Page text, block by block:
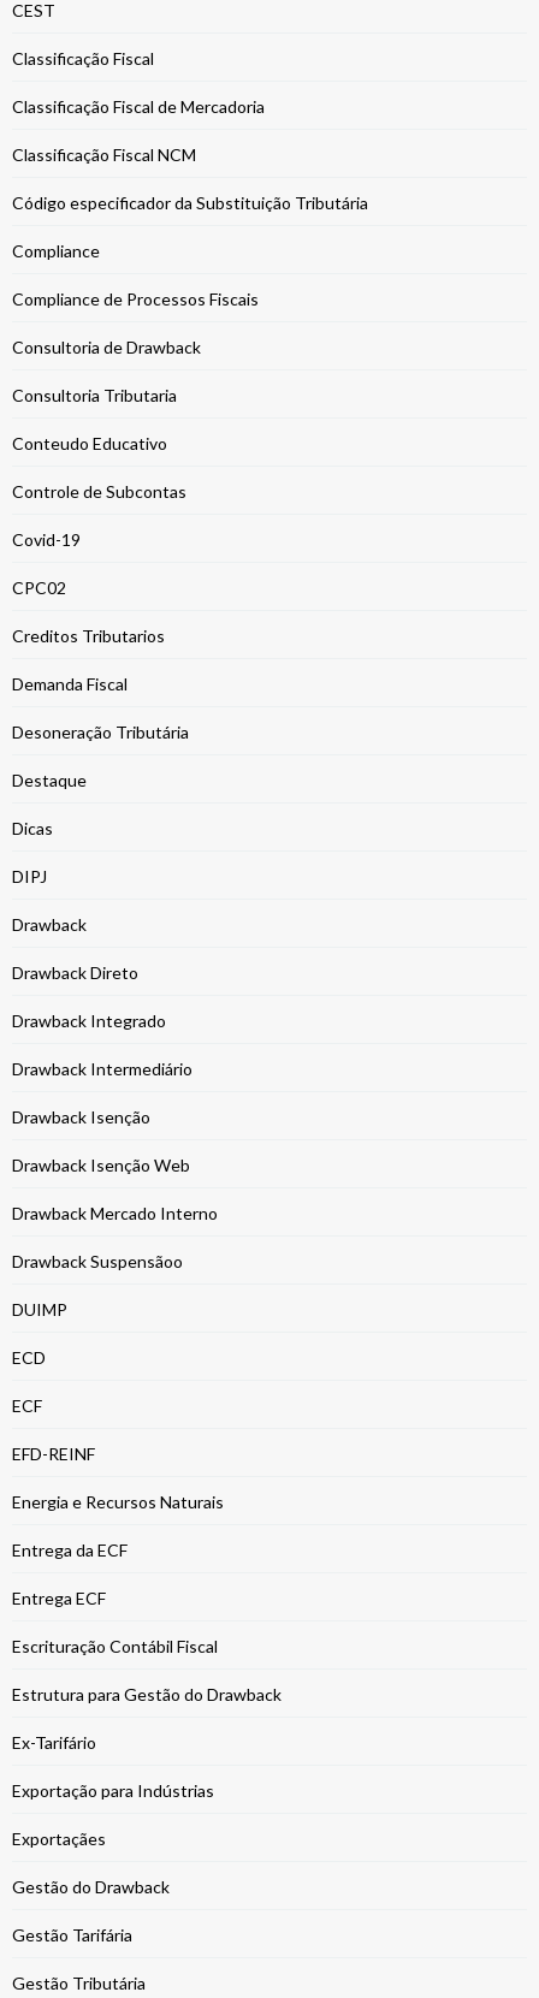
CEST
Classificação Fiscal
Classificação Fiscal de Mercadoria
Classificação Fiscal NCM
Código especificador da Substituição Tributária
Compliance
Compliance de Processos Fiscais
Consultoria de Drawback
Consultoria Tributaria
Conteudo Educativo
Controle de Subcontas
Covid-19
CPC02
Creditos Tributarios
Demanda Fiscal
Desoneração Tributária
Destaque
Dicas
DIPJ
Drawback
Drawback Direto
Drawback Integrado
Drawback Intermediário
Drawback Isenção
Drawback Isenção Web
Drawback Mercado Interno
Drawback Suspensãoo
DUIMP
ECD
ECF
EFD-REINF
Energia e Recursos Naturais
Entrega da ECF
Entrega ECF
Escrituração Contábil Fiscal
Estrutura para Gestão do Drawback
Ex-Tarifário
Exportação para Indústrias
Exportaçães
Gestão do Drawback
Gestão Tarifária
Gestão Tributária